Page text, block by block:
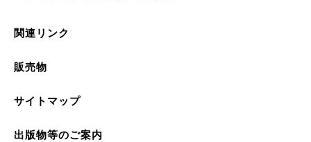
関連リンク
販売物
サイトマップ
出版物等のご案内